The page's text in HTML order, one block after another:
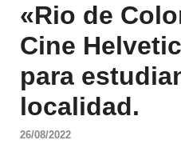
«Rio de
Cine
para
localidad.
26/08/2022